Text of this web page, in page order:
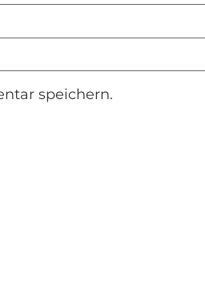
speichern.